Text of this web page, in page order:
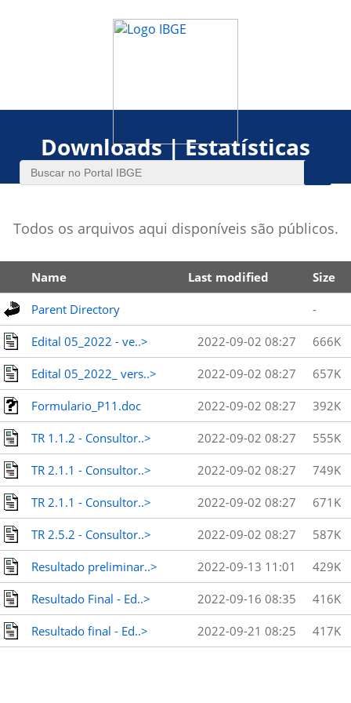
Downloads | Estatísticas
Todos os arquivos aqui disponíveis são públicos.
Name Last modified Size
Parent Directory -
Edital 05_2022 - ve..> 2022-09-02 08:27 666K
Edital 05_2022_ vers..> 2022-09-02 08:27 657K
Formulario_P11.doc 2022-09-02 08:27 392K
TR 1.1.2 - Consultor..> 2022-09-02 08:27 555K
TR 2.1.1 - Consultor..> 2022-09-02 08:27 749K
TR 2.1.1 - Consultor..> 2022-09-02 08:27 671K
TR 2.5.2 - Consultor..> 2022-09-02 08:27 587K
Resultado preliminar..> 2022-09-13 11:01 429K
Resultado Final - Ed..> 2022-09-16 08:35 416K
Resultado final - Ed..> 2022-09-21 08:25 417K